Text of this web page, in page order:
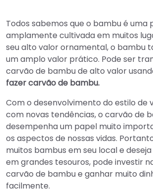
Todos sabemos que o bambu é uma
amplamente cultivada em muitos
seu alto valor ornamental, o bambu
um amplo valor prático. Pode ser
carvão de bambu de alto valor
fazer carvão de bambu.
Com o desenvolvimento do estilo de
com novas tendências, o carvão de
desempenha um papel muito
os aspectos de nossas vidas.
muitos bambus em seu local e
em grandes tesouros, pode investir
carvão de bambu e ganhar muito
facilmente.